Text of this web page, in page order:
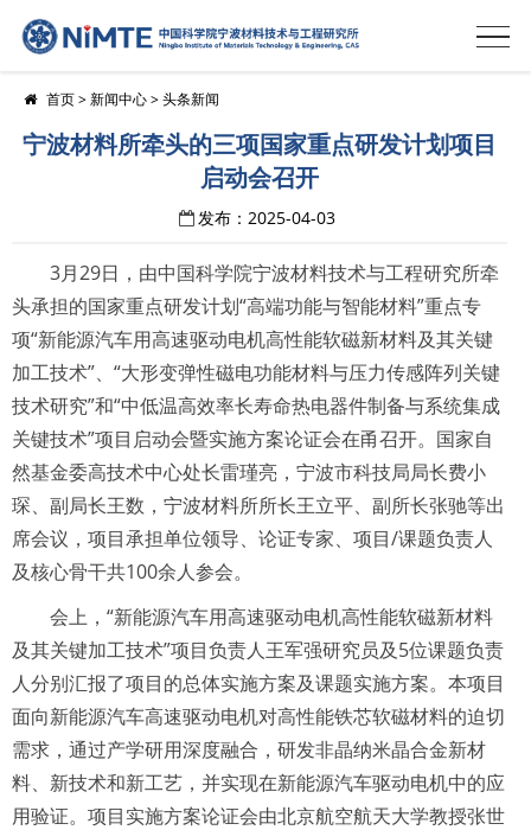
首页>新闻中心>头条新闻
宁波材料所牵头的三项国家重点研发计划项目
启动会召开
发布：2025-04-03
3月29日，由中国科学院宁波材料技术与工程研究所牵
头承担的国家重点研发计划“高端功能与智能材料”重点专
项“新能源汽车用高速驱动电机高性能软磁新材料及其关键
加工技术”、“大形变弹性磁电功能材料与压力传感阵列关键
技术研究”和“中低温高效率长寿命热电器件制备与系统集成
关键技术”项目启动会暨实施方案论证会在甬召开。国家自
然基金委高技术中心处长雷瑾亮，宁波市科技局局长费小
琛、副局长王数，宁波材料所所长王立平、副所长张驰等出
席会议，项目承担单位领导、论证专家、项目/课题负责人
及核心骨干共100余人参会。
会上，“新能源汽车用高速驱动电机高性能软磁新材料
及其关键加工技术”项目负责人王军强研究员及5位课题负责
人分别汇报了项目的总体实施方案及课题实施方案。本项目
面向新能源汽车高速驱动电机对高性能铁芯软磁材料的迫切
需求，通过产学研用深度融合，研发非晶纳米晶合金新材
料、新技术和新工艺，并实现在新能源汽车驱动电机中的应
用验证。项目实施方案论证会由北京航空航天大学教授张世